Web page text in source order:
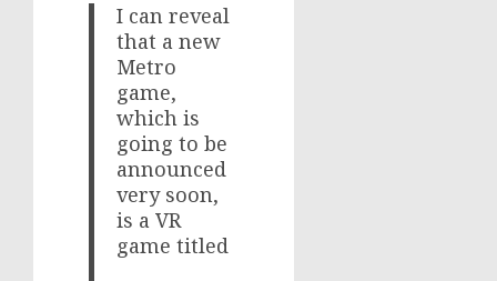
I can reveal
that a new
Metro
game,
which is
going to be
announced
very soon,
is a VR
game titled